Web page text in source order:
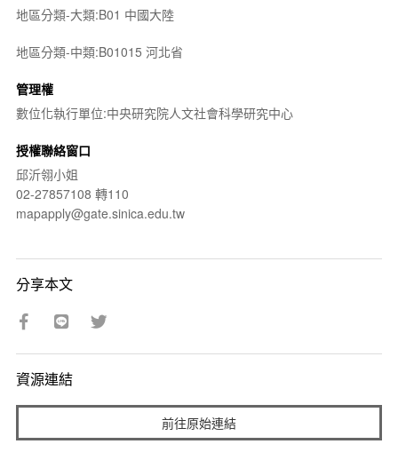
地區分類-大類:B01 中國大陸
地區分類-中類:B01015 河北省
管理權
數位化執行單位:中央研究院人文社會科學研究中心
授權聯絡窗口
邱沂翎小姐
02-27857108 轉110
mapapply@gate.sinica.edu.tw
分享本文
資源連結
前往原始連結